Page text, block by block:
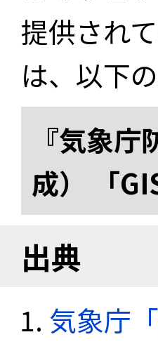
提供され
は、以下
『気象
成） 「
出典
気象庁